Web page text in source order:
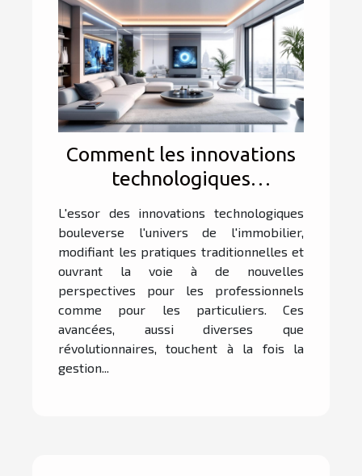
Comment les innovations
technologiques
l'immobilier ?
L'essor des innovations technologiques
bouleverse l'univers de l'immobilier,
modifiant les pratiques traditionnelles et
ouvrant la voie à de nouvelles
perspectives pour les professionnels
comme pour les particuliers. Ces
avancées, aussi diverses que
révolutionnaires, touchent à la fois la
gestion...